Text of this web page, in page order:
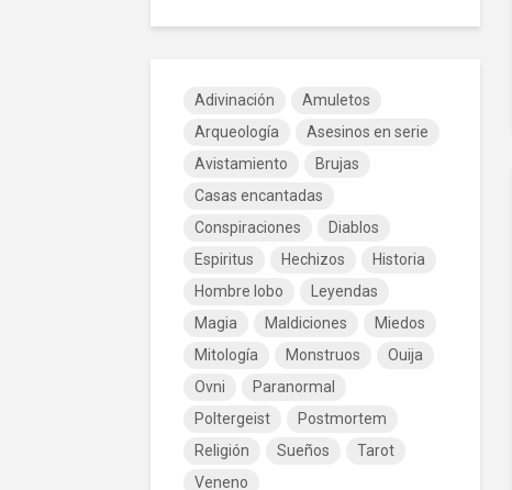
Adivinación
Amuletos
Arqueología
Asesinos en serie
Avistamiento
Brujas
Casas encantadas
Conspiraciones
Diablos
Espiritus
Hechizos
Historia
Hombre lobo
Leyendas
Magia
Maldiciones
Miedos
Mitología
Monstruos
Ouija
Ovni
Paranormal
Poltergeist
Postmortem
Religión
Sueños
Tarot
Veneno